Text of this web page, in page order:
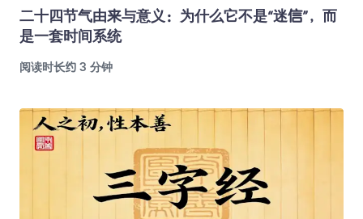
二十四节气由来与意义：为什么它不是“迷信”，而
是一套时间系统
阅读时长约 3 分钟